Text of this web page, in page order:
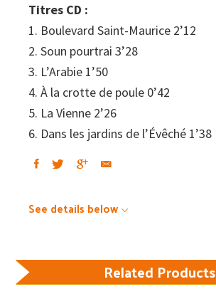
Titres CD :
1. Boulevard Saint-Maurice 2’12
2. Soun pourtrai 3’28
3. L’Arabie 1’50
4. À la crotte de poule 0’42
5. La Vienne 2’26
6. Dans les jardins de l’Évêché 1’38
See details below
Related Products